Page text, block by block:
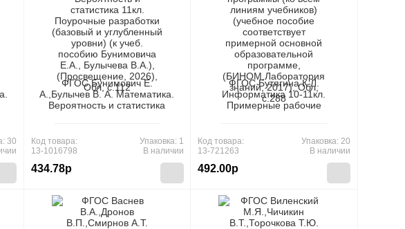
30
ФГОС Бунимович Е.
А.,Булычев В. А. Математика.
Вероятность и статистика
уровни) (к учеб. пособию
Бунимовича Е.А., Булычева
В.А.), (Просвещение, 2026),
Код товара:
13-1016798
434.78р
Упаковка: 1
В наличии
ФГОС Бутягина К.Л.
Информатика 10-11кл.
Примерные рабочие
соответствует примерной
основной образовательной
(БИНОМ,Лаборатория знаний,
Код товара:
13-721263
492.00р
Упаковка: 20
В наличии